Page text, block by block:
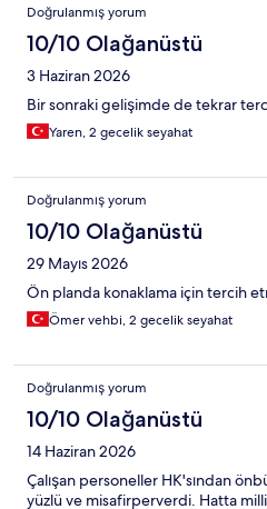
Doğrulanmış yorum
10/10 Olağanüstü
3 Haziran 2026
Bir sonraki gelişimde de tekrar
Yaren, 2 gecelik seyahat
Doğrulanmış yorum
10/10 Olağanüstü
29 Mayıs 2026
Ön planda konaklama için tercih
Ömer vehbi, 2 gecelik seyahat
Doğrulanmış yorum
10/10 Olağanüstü
14 Haziran 2026
Çalışan personeller HK'sından
yüzlü ve misafirperverdi. Hatta milli